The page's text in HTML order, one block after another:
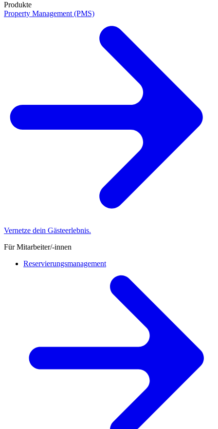
Produkte
Property Management (PMS)
Vernetze dein Gästeerlebnis.
Für Mitarbeiter/-innen
Reservierungsmanagement